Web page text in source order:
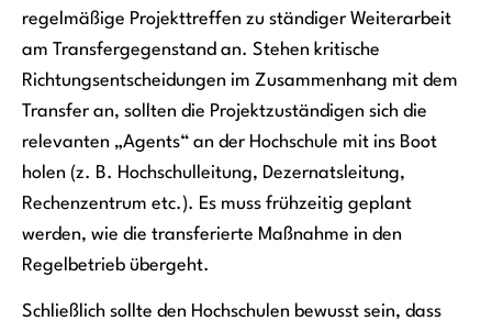
regelmäßige Projekttreffen zu ständiger Weiterarbeit
am Transfergegenstand an. Stehen kritische
Richtungsentscheidungen im Zusammenhang mit dem
Transfer an, sollten die Projektzuständigen sich die
relevanten „Agents“ an der Hochschule mit ins Boot
holen (z. B. Hochschulleitung, Dezernatsleitung,
Rechenzentrum etc.). Es muss frühzeitig geplant
werden, wie die transferierte Maßnahme in den
Regelbetrieb übergeht.
Schließlich sollte den Hochschulen bewusst sein, dass